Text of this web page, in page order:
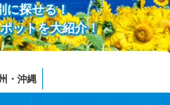
に探せる！
ットを大紹介！
・沖縄